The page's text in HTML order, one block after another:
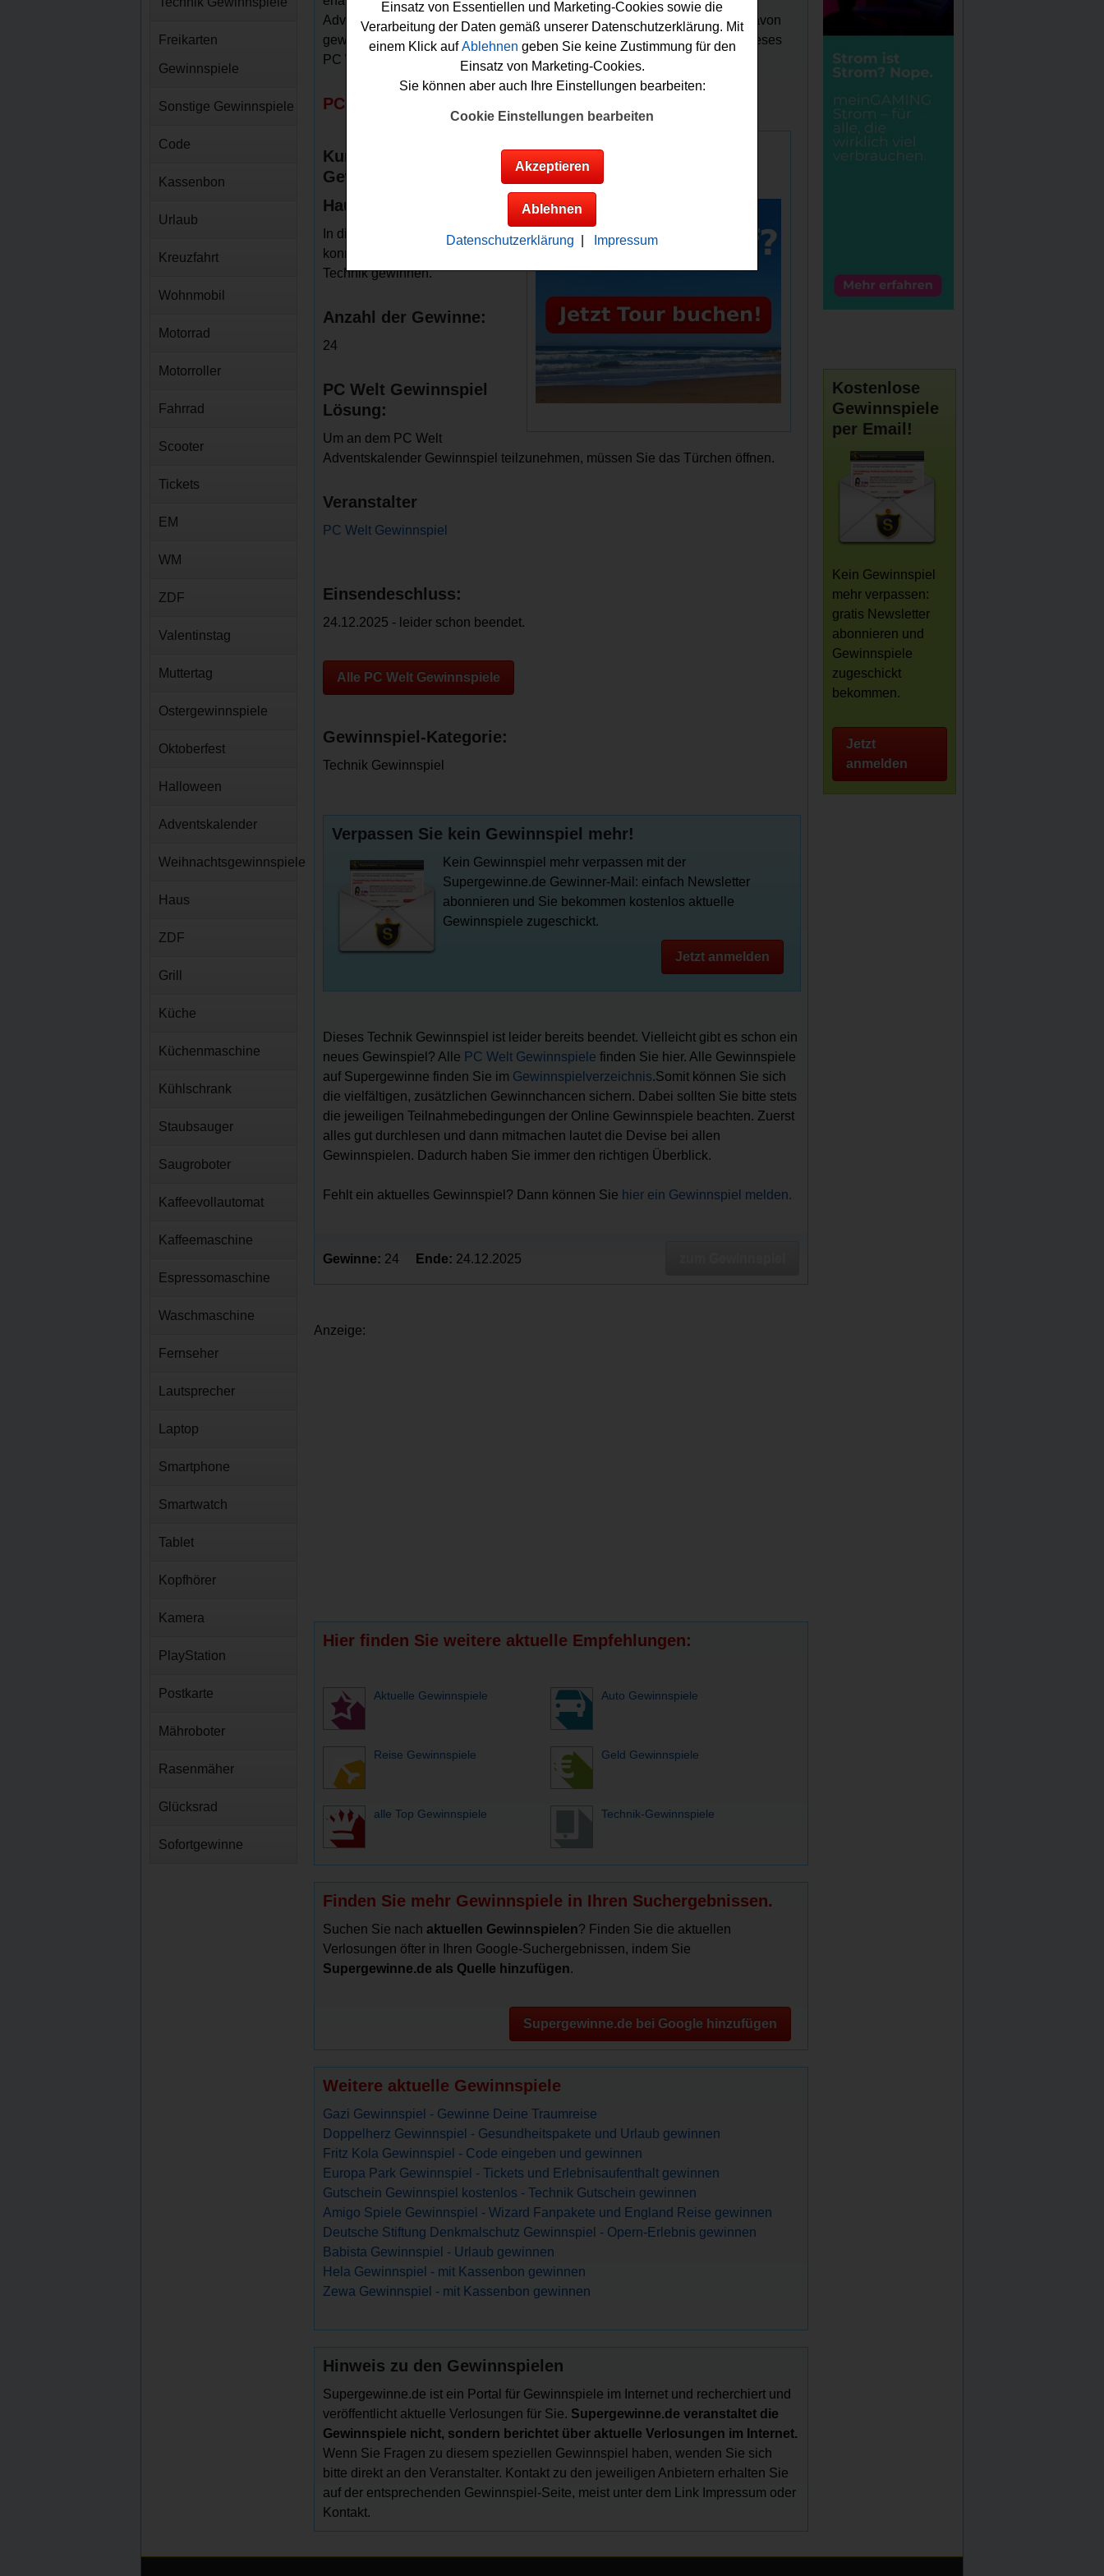
Adventskalender öffnen. Vielleicht haben sie ja Glück und können einen davon
gewinnen? Auf jeden Fall drücken wir schon einmal fest die Daumen für dieses
PC Welt
Adventskalender Gewinnspiel !2025
PC Welt verlost tolle Sachpreise und Technik
Anzeige:
Kurz-Infos zum PC Welt
Gewinnspiel
Hauptgewinne:
In diesem PC Welt Gewinnspiel
konnten Sie tolle
Technik gewinnen.
Anzahl der Gewinne:
24
PC Welt Gewinnspiel
Lösung:
Um an dem PC Welt
Adventskalender Gewinnspiel teilzunehmen, müssen Sie das Türchen öffnen.
Veranstalter
PC Welt Gewinnspiel
Einsendeschluss:
24.12.2025 - leider schon beendet.
Alle PC Welt Gewinnspiele
Gewinnspiel-Kategorie:
Technik Gewinnspiel
Verpassen Sie kein Gewinnspiel mehr!
Kein Gewinnspiel mehr verpassen mit der
Supergewinne.de Gewinner-Mail: einfach Newsletter
abonnieren und Sie bekommen kostenlos aktuelle
Gewinnspiele zugeschickt.
Jetzt anmelden
Dieses Technik Gewinnspiel ist leider bereits beendet. Vielleicht gibt es schon ein
neues Gewinspiel? Alle PC Welt Gewinnspiele finden Sie hier. Alle Gewinnspiele
auf Supergewinne finden Sie im Gewinnspielverzeichnis.Somit können Sie sich
die vielfältigen, zusätzlichen Gewinnchancen sichern. Dabei sollten Sie bitte stets
die jeweiligen Teilnahmebedingungen der Online Gewinnspiele beachten. Zuerst
alles gut durchlesen und dann mitmachen lautet die Devise bei allen
Gewinnspielen. Dadurch haben Sie immer den richtigen Überblick.
Fehlt ein aktuelles Gewinnspiel? Dann können Sie hier ein Gewinnspiel melden.
Gewinne: 24 Ende: 24.12.2025
Anzeige:
Hier finden Sie weitere aktuelle Empfehlungen:
Aktuelle Gewinnspiele Auto Gewinnspiele
Reise Gewinnspiele Geld Gewinnspiele
alle Top Gewinnspiele Technik-Gewinnspiele
Finden Sie mehr Gewinnspiele in Ihren Suchergebnissen.
Suchen Sie nach aktuellen Gewinnspielen? Finden Sie die aktuellen
Verlosungen öfter in Ihren Google-Suchergebnissen, indem Sie
Supergewinne.de als Quelle hinzufügen.
Supergewinne.de bei Google hinzufügen
Weitere aktuelle Gewinnspiele
Gazi Gewinnspiel - Gewinne Deine Traumreise
Doppelherz Gewinnspiel - Gesundheitspakete und Urlaub gewinnen
Fritz Kola Gewinnspiel - Code eingeben und gewinnen
Europa Park Gewinnspiel - Tickets und Erlebnisaufenthalt gewinnen
Gutschein Gewinnspiel kostenlos - Technik Gutschein gewinnen
Amigo Spiele Gewinnspiel - Wizard Fanpakete und England Reise gewinnen
Deutsche Stiftung Denkmalschutz Gewinnspiel - Opern-Erlebnis gewinnen
Babista Gewinnspiel - Urlaub gewinnen
Hela Gewinnspiel - mit Kassenbon gewinnen
Zewa Gewinnspiel - mit Kassenbon gewinnen
Hinweis zu den Gewinnspielen
Supergewinne.de ist ein Portal für Gewinnspiele im Internet und recherchiert und
veröffentlicht aktuelle Verlosungen für Sie. Supergewinne.de veranstaltet die
Gewinnspiele nicht, sondern berichtet über aktuelle Verlosungen im Internet.
Wenn Sie Fragen zu diesem speziellen Gewinnspiel haben, wenden Sie sich
bitte direkt an den Veranstalter. Kontakt zu den jeweiligen Anbietern erhalten Sie
auf der entsprechenden Gewinnspiel-Seite, meist unter dem Link Impressum oder
Kontakt.
Freikarten
Gewinnspiele
Sonstige Gewinnspiele
Code
Kassenbon
Urlaub
Kreuzfahrt
Wohnmobil
Motorrad
Motorroller
Fahrrad
Scooter
Tickets
EM
WM
ZDF
Valentinstag
Muttertag
Ostergewinnspiele
Oktoberfest
Halloween
Adventskalender
Weihnachtsgewinnspiele
Haus
ZDF
Grill
Küche
Küchenmaschine
Kühlschrank
Staubsauger
Saugroboter
Kaffeevollautomat
Kaffeemaschine
Espressomaschine
Waschmaschine
Fernseher
Lautsprecher
Laptop
Smartphone
Smartwatch
Tablet
Kopfhörer
Kamera
PlayStation
Postkarte
Mähroboter
Rasenmäher
Glücksrad
Sofortgewinne
Kostenlose
Gewinnspiele
per Email!
Kein Gewinnspiel
mehr verpassen:
gratis Newsletter
abonnieren und
Gewinnspiele
zugeschickt
bekommen.
Jetzt
anmelden
Einsatz von Essentiellen und Marketing-Cookies sowie die
Verarbeitung der Daten gemäß unserer Datenschutzerklärung. Mit
einem Klick aufAblehnen geben Sie keine Zustimmung für den
Einsatz von Marketing-Cookies.
Sie können aber auch Ihre Einstellungen bearbeiten:
Cookie Einstellungen bearbeiten
Akzeptieren
Ablehnen
Datenschutzerklärung Impressum